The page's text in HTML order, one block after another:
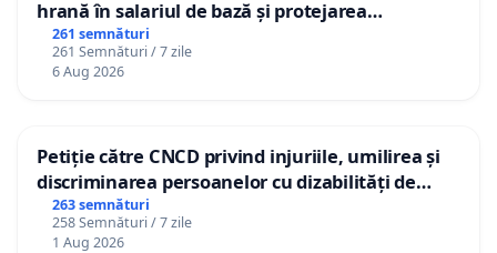
hrană în salariul de bază și protejarea
gradațiilor de vechime pentru asistenții
personali
261 semnături
261 Semnături / 7 zile
6 Aug 2026
Petiție către CNCD privind injuriile, umilirea și
discriminarea persoanelor cu dizabilități de
către utilizatorul TikTok „Gorici”
263 semnături
258 Semnături / 7 zile
1 Aug 2026